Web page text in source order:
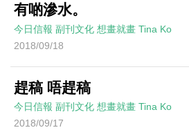
有啲滲水。
今日信報 副刊文化 想畫就畫 Tina Ko
2018/09/18
趕稿 唔趕稿
今日信報 副刊文化 想畫就畫 Tina Ko
2018/09/17